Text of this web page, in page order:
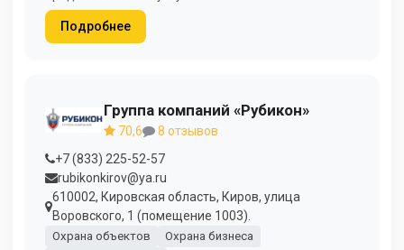
Подробнее
Группа компаний «Рубикон»
70,6
8 отзывов
+7 (833) 225-52-57
rubikonkirov@ya.ru
610002, Кировская область, Киров, улица
Воровского, 1 (помещение 1003).
Охрана объектов
Охрана бизнеса